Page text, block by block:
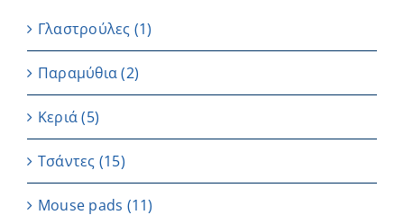
Γλαστρούλες (1)
Παραμύθια (2)
Κεριά (5)
Τσάντες (15)
Μouse pads (11)